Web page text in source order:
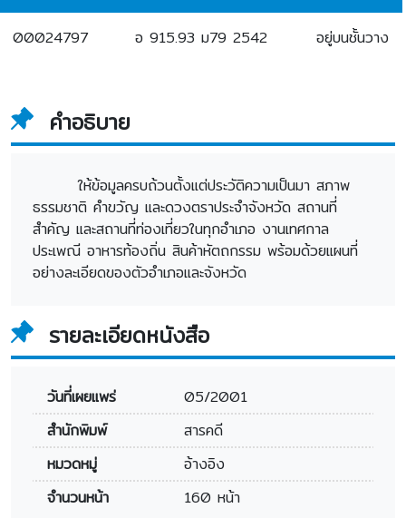
00024797 อ 915.93 ม79 2542 อยู่บนชั้นวาง
คำอธิบาย
ให้ข้อมูลครบถ้วนตั้งแต่ประวัติความเป็นมา สภาพ
ธรรมชาติ คำขวัญ และดวงตราประจำจังหวัด สถานที่
สำคัญ และสถานที่ท่องเที่ยวในทุกอำเภอ งานเทศกาล
ประเพณี อาหารท้องถิ่น สินค้าหัตถกรรม พร้อมด้วยแผนที่
อย่างละเอียดของตัวอำเภอและจังหวัด
รายละเอียดหนังสือ
วันที่เผยแพร่
05/2001
สำนักพิมพ์
สารคดี
หมวดหมู่
อ้างอิง
จำนวนหน้า
160 หน้า